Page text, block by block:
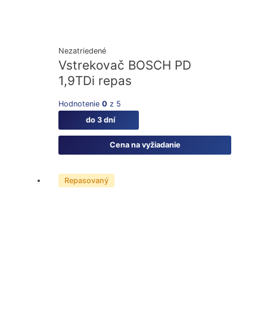
Nezatriedené
Vstrekovač BOSCH PD
1,9TDi repas
Hodnotenie0 z 5
do 3 dní
Cena na vyžiadanie
Repasovaný